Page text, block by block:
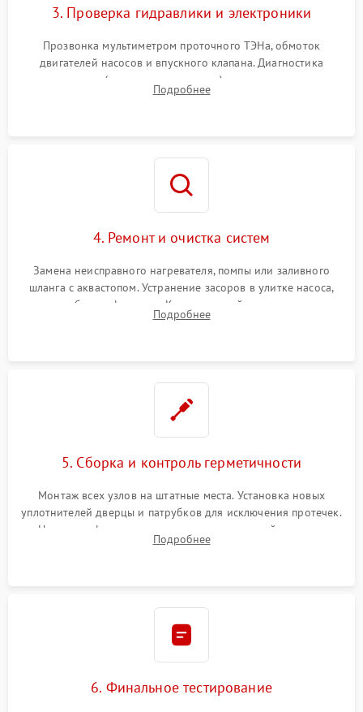
3. Проверка гидравлики и электроники
Прозвонка мультиметром проточного ТЭНа, обмоток
двигателей насосов и впускного клапана. Диагностика
прессостата (датчика уровня воды), датчика мутности,
концевика дверцы и электронного модуля управления.
Подробнее
4. Ремонт и очистка систем
Замена неисправного нагревателя, помпы или заливного
шланга с аквастопом. Устранение засоров в улитке насоса,
патрубках и фильтрах. Компонентный ремонт платы
управления, восстановление поврежденной проводки.
Подробнее
5. Сборка и контроль герметичности
Монтаж всех узлов на штатные места. Установка новых
уплотнителей дверцы и патрубков для исключения протечек.
Надежная фиксация хомутов гидравлической системы,
сборка корпуса и установка датчика поплавка.
Подробнее
6. Финальное тестирование